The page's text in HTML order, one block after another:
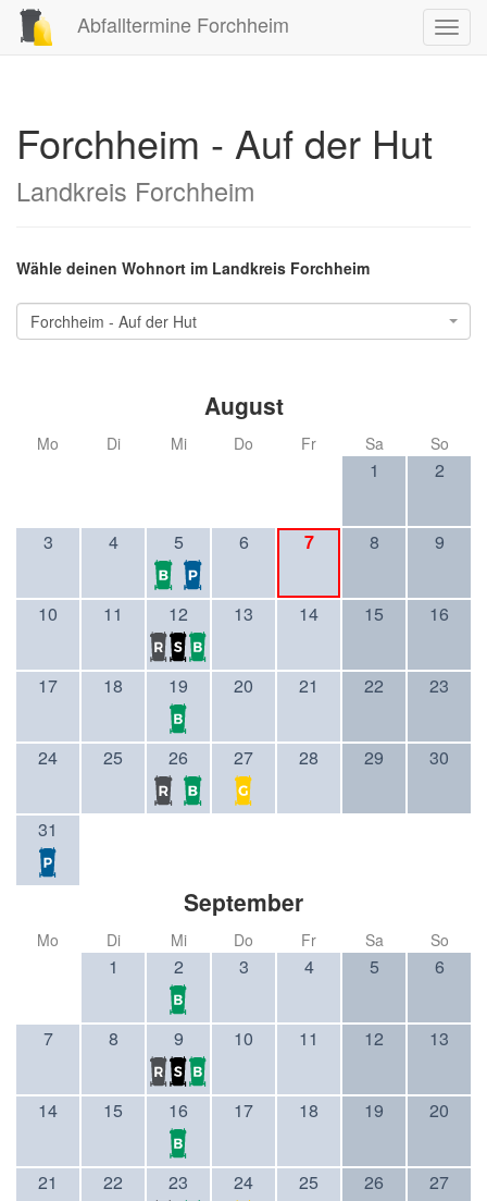
Abfalltermine Forchheim
Forchheim - Auf der Hut
Landkreis Forchheim
Wähle deinen Wohnort im Landkreis Forchheim
Forchheim - Auf der Hut
August
Mo Di Mi Do Fr Sa So
1 2
3 4 5 6 7 8 9
10 11 12 13 14 15 16
17 18 19 20 21 22 23
24 25 26 27 28 29 30
31
September
Mo Di Mi Do Fr Sa So
1 2 3 4 5 6
7 8 9 10 11 12 13
14 15 16 17 18 19 20
21 22 23 24 25 26 27